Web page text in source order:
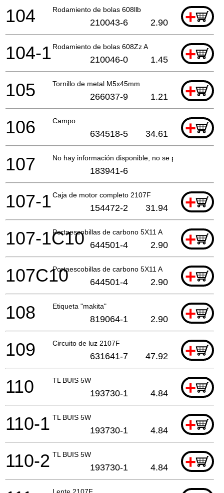
Rodamiento de bolas 608llb +
104 210043-6 2.90
Rodamiento de bolas 608Zz A +
104-1 210046-0 1.45
Tornillo de metal M5x45mm +
105 266037-9 1.21
Campo +
106 634518-5 34.61
No hay información disponible, no se puede pedir
107 183941-6
Caja de motor completo 2107F +
107-1 154472-2 31.94
Portaescobillas de carbono 5X11 A +
107-1C10 644501-4 2.90
Portaescobillas de carbono 5X11 A +
107C10 644501-4 2.90
Etiqueta "makita" +
108 819064-1 2.90
Circuito de luz 2107F +
109 631641-7 47.92
TL BUIS 5W +
110 193730-1 4.84
TL BUIS 5W +
110-1 193730-1 4.84
TL BUIS 5W +
110-2 193730-1 4.84